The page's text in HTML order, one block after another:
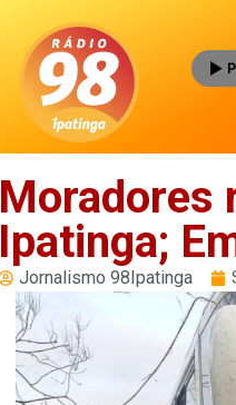
Moradores
Ipatinga;
Jornalismo 98Ipatinga